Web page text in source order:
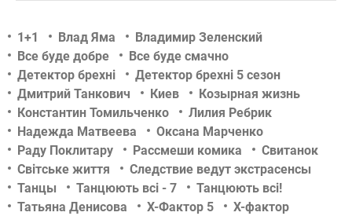
1+1 Влад Яма
Владимир Зеленский
Все буде добре
Все буде смачно
Детектор брехні
Детектор брехні 5 сезон
Дмитрий Танкович
Киев
Козырная жизнь
Константин Томильченко
Лилия Ребрик
Надежда Матвеева
Оксана Марченко
Раду Поклитару
Рассмеши комика
Свитанок
Світське життя
Следствие ведут экстрасенсы
Танцы
Танцюють всі - 7
Танцюють всі!
Татьяна Денисова
Х-Фактор 5
Х-фактор